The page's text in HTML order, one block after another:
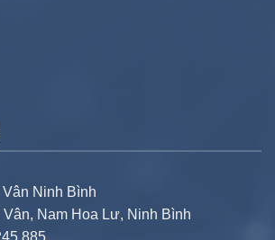
Ninh Bình
Nam Hoa Lư, Ninh Bình